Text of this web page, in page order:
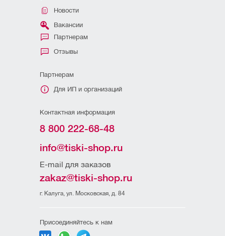
Новости
Вакансии
Партнерам
Отзывы
Партнерам
Для ИП и организаций
Контактная информация
8 800 222-68-48
info@tiski-shop.ru
E-mail для заказов
zakaz@tiski-shop.ru
г. Калуга, ул. Московская, д. 84
Присоединяйтесь к нам